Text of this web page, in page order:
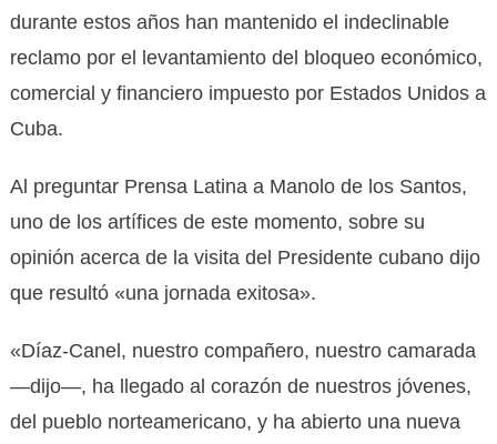
durante estos años han mantenido el indeclinable
reclamo por el levantamiento del bloqueo económico,
comercial y financiero impuesto por Estados Unidos a
Cuba.
Al preguntar Prensa Latina a Manolo de los Santos,
uno de los artífices de este momento, sobre su
opinión acerca de la visita del Presidente cubano dijo
que resultó «una jornada exitosa».
«Díaz-Canel, nuestro compañero, nuestro camarada
—dijo—, ha llegado al corazón de nuestros jóvenes,
del pueblo norteamericano, y ha abierto una nueva